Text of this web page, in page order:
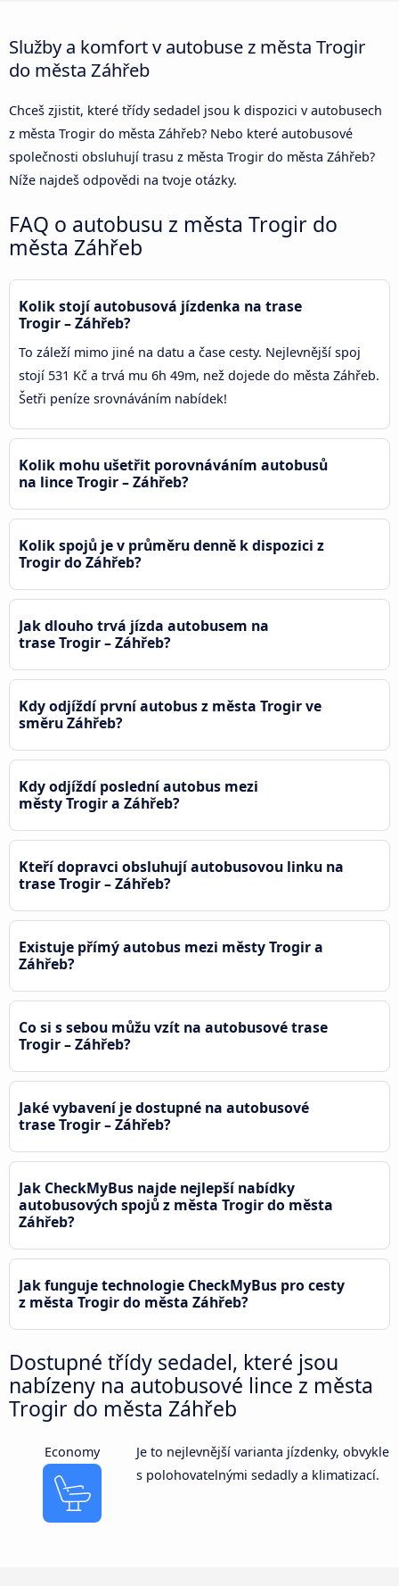
Služby a komfort v autobuse z města Trogir
do města Záhřeb
Chceš zjistit, které třídy sedadel jsou k dispozici v autobusech
z města Trogir do města Záhřeb? Nebo které autobusové
společnosti obsluhují trasu z města Trogir do města Záhřeb?
Níže najdeš odpovědi na tvoje otázky.
FAQ o autobusu z města Trogir do
města Záhřeb
Kolik stojí autobusová jízdenka na trase
Trogir – Záhřeb?
To záleží mimo jiné na datu a čase cesty. Nejlevnější spoj
stojí 531 Kč a trvá mu 6h 49m, než dojede do města Záhřeb.
Šetři peníze srovnáváním nabídek!
Kolik mohu ušetřit porovnáváním autobusů
na lince Trogir – Záhřeb?
Kolik spojů je v průměru denně k dispozici z
Trogir do Záhřeb?
Jak dlouho trvá jízda autobusem na
trase Trogir – Záhřeb?
Kdy odjíždí první autobus z města Trogir ve
směru Záhřeb?
Kdy odjíždí poslední autobus mezi
městy Trogir a Záhřeb?
Kteří dopravci obsluhují autobusovou linku na
trase Trogir – Záhřeb?
Existuje přímý autobus mezi městy Trogir a
Záhřeb?
Co si s sebou můžu vzít na autobusové trase
Trogir – Záhřeb?
Jaké vybavení je dostupné na autobusové
trase Trogir – Záhřeb?
Jak CheckMyBus najde nejlepší nabídky
autobusových spojů z města Trogir do města
Záhřeb?
Jak funguje technologie CheckMyBus pro cesty
z města Trogir do města Záhřeb?
Dostupné třídy sedadel, které jsou
nabízeny na autobusové lince z města
Trogir do města Záhřeb
Economy
Je to nejlevnější varianta jízdenky, obvykle
s polohovatelnými sedadly a klimatizací.